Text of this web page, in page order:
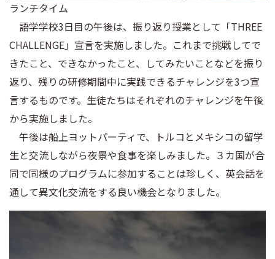
ランチタイム
語学学校3日目の午後は、振り返り授業として「THREE
CHALLENGE」宣言を実施しました。これまで挑戦してで
きたこと、できなかったこと、してみたいことなどを振り
返り、残りの研修期間中に実践できるチャレンジを3つ宣
言するものです。生徒たちはそれぞれのチャレンジを午後
から実施しました。
午後は船上ヨットパーティで、トルコとメキシコの留学
生と交流しながら夜景や食事を楽しみました。３カ国が合
同で同様のプログラムに参加することは珍しく、英会話を
通して異文化交流をする良い機会となりました。